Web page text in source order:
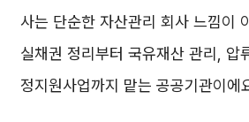
사는 단순한 자산관리 회사 느낌이
실채권 정리부터 국유재산 관리, 압
정지원사업까지 맡는 공공기관이에